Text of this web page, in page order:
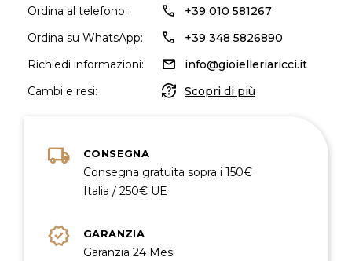
Ordina al telefono:
call
+39 010 581267
Ordina su WhatsApp:
call
+39 348 5826890
Richiedi informazioni:
mail
info@gioielleriaricci.it
Cambi e resi:
question_exchange Scopri di più
local_shipping CONSEGNA
Consegna gratuita sopra i 150€
Italia / 250€ UE
verified GARANZIA
Garanzia 24 Mesi